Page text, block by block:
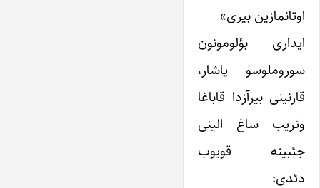
اوتانمازین بیری»
ایداری بؤلومونون
سوروملوسو یاشار،
قارنینی بیرآزدا قاباغا
وئریب ساغ الینی
جئبینه قویوب
دئدی: